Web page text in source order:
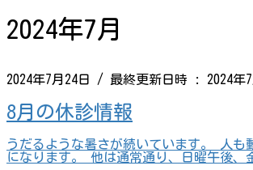
2024年7月
2024年7月24日 / 最終更新日時 : 2024年
8月の休診情報
うだるような暑さが続いています。 人も
になります。 他は通常通り、日曜午後